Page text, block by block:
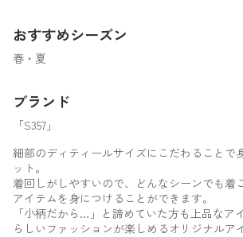
おすすめシーズン
春・夏
ブランド
「S357」
細部のディティールサイズにこだわることで
ット。
着回しがしやすいので、どんなシーンでも着
アイテムを身につけることができます。
「小柄だから…」と諦めていた方も上品なア
らしいファッションが楽しめるオリジナルア